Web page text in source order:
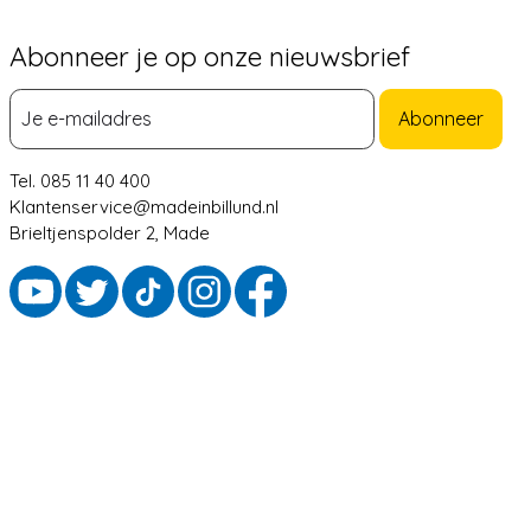
Abonneer je op onze nieuwsbrief
Abonneer
Tel. 085 11 40 400
Klantenservice@madeinbillund.nl
Brieltjenspolder 2, Made